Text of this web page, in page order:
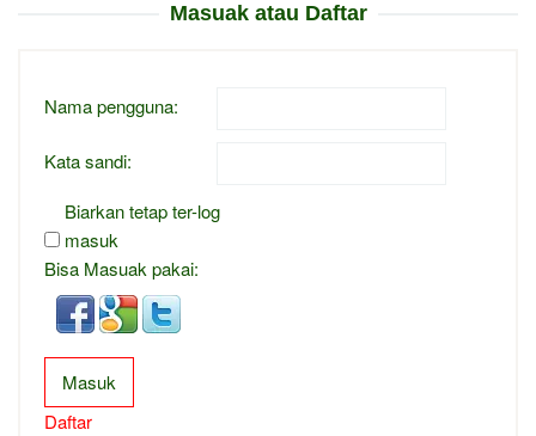
Masuak atau Daftar
Nama pengguna:
Kata sandi:
Biarkan tetap ter-log
masuk
Bisa Masuak pakai:
Masuk
Daftar